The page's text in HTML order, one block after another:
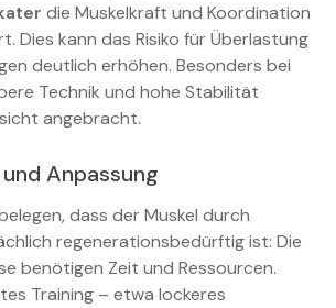
die Muskelkraft und Koordination
Dies kann das Risiko für Überlastung
deutlich erhöhen. Besonders bei
Technik und hohe Stabilität
angebracht.
Anpassung
dass der Muskel durch
regenerationsbedürftig ist: Die
benötigen Zeit und Ressourcen.
Training – etwa lockeres